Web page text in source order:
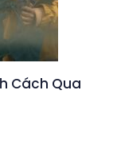
Cách Qua